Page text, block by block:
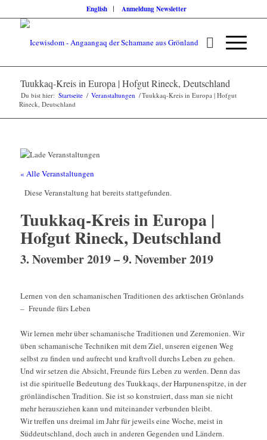
English Anmeldung Newsletter
Tuukkaq-Kreis in Europa | Hofgut Rineck, Deutschland
Du bist hier: Startseite / Veranstaltungen /Tuukkaq-Kreis in Europa | Hofgut
Rineck, Deutschland
« Alle Veranstaltungen
Diese Veranstaltung hat bereits stattgefunden.
Tuukkaq-Kreis in Europa |
Hofgut Rineck, Deutschland
3. November 2019–9. November 2019
Lernen von den schamanischen Traditionen des arktischen Grönlands
– Freunde fürs Leben
Wir lernen mehr über schamanische Traditionen und Zeremonien. Wir
üben schamanische Techniken mit dem Ziel, unseren eigenen Weg
selbst zu finden und aufrecht und kraftvoll durchs Leben zu gehen.
Und wir setzen die Absicht, Freunde fürs Leben zu werden. Denn das
ist die spirituelle Bedeutung des Tuukkaqs, der Harpunenspitze, in der
grönländischen Tradition. Sie ist so konstruiert, dass man sie nicht
mehr herausziehen kann und miteinander verbunden bleibt.
Wir treffen uns dreimal im Jahr für jeweils eine Woche, meist in
Süddeutschland, doch auch in anderen Gegenden und Ländern.